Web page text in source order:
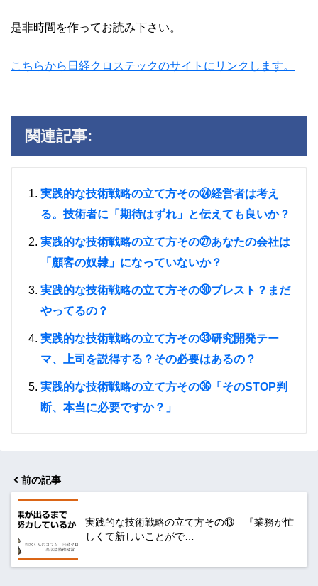
是非時間を作ってお読み下さい。
こちらから日経クロステックのサイトにリンクします。
関連記事:
実践的な技術戦略の立て方その㉔経営者は考え
る。技術者に「期待はずれ」と伝えても良いか？
実践的な技術戦略の立て方その㉗あなたの会社は
「顧客の奴隷」になっていないか？
実践的な技術戦略の立て方その㉚ブレスト？まだ
やってるの？
実践的な技術戦略の立て方その㉝研究開発テー
マ、上司を説得する？その必要はあるの？
実践的な技術戦略の立て方その㊱「そのSTOP判
断、本当に必要ですか？」
前の記事
実践的な技術戦略の立て方その⑬ 『業務が忙
しくて新しいことがで…